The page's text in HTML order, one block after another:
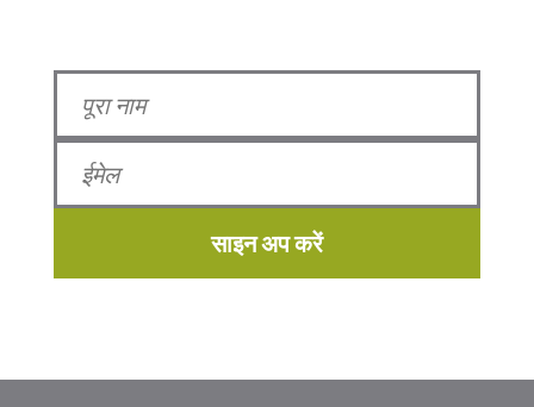
साइन अप करें